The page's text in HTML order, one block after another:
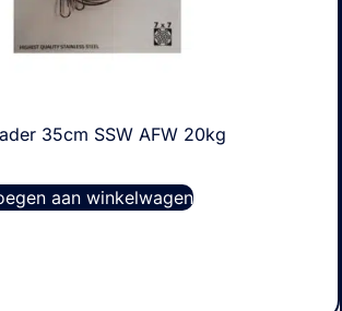
35cm SSW AFW 20kg
aan winkelwagen